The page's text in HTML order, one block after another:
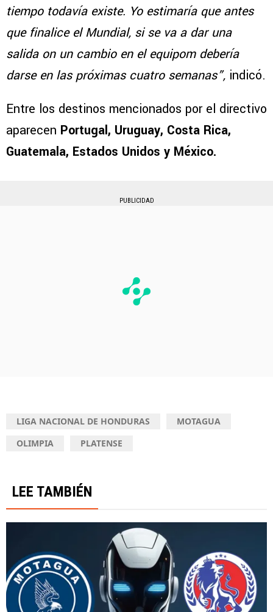
tiempo todavía existe. Yo estimaría que antes
que finalice el Mundial, si se va a dar una
salida on un cambio en el equipom debería
darse en las próximas cuatro semanas”, indicó.
Entre los destinos mencionados por el directivo
aparecen Portugal, Uruguay, Costa Rica,
Guatemala, Estados Unidos y México.
PUBLICIDAD
LIGA NACIONAL DE HONDURAS
MOTAGUA
OLIMPIA
PLATENSE
LEE TAMBIÉN